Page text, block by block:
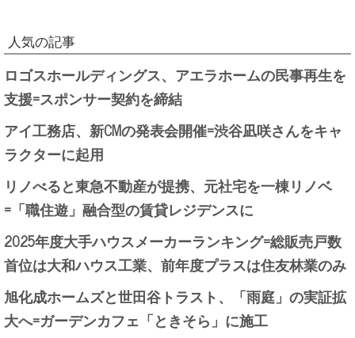
人気の記事
ロゴスホールディングス、アエラホームの民事再生を
支援=スポンサー契約を締結
アイ工務店、新CMの発表会開催=渋谷凪咲さんをキャ
ラクターに起用
リノべると東急不動産が提携、元社宅を一棟リノベ
=「職住遊」融合型の賃貸レジデンスに
2025年度大手ハウスメーカーランキング=総販売戸数
首位は大和ハウス工業、前年度プラスは住友林業のみ
旭化成ホームズと世田谷トラスト、「雨庭」の実証拡
大へ=ガーデンカフェ「ときそら」に施工